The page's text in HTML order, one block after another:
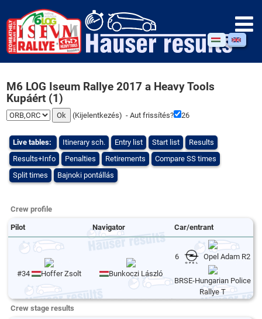
M6 LOG Iseum Rallye 2017 a Heavy Tools
Kupáért (1)
(Kijelentkezés) - Aut frissítés? 25
Live tables: Itinerary sch. Entry list Start list
Results
Results+Info
Penalties Retirements
Compare SS times
Split times
Bajnoki pontállás
Crew profile
Pilot Navigator Car/entrant
#34 Hoffer Zsolt Bunkoczi László
6 Opel Adam R2
BRSE-Hungarian Police
Rallye T
Crew stage results